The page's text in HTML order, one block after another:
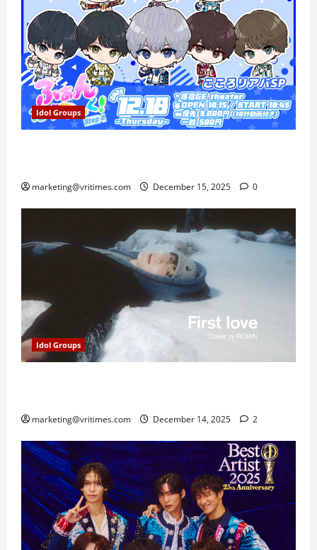
Idol Groups
marketing@vritimes.com December 15, 2025 0
Idol Groups
marketing@vritimes.com December 14, 2025 2